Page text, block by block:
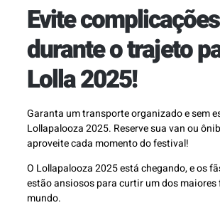
Evite complicações
durante o trajeto
Lolla 2025!
Garanta um transporte organizado e sem
Lollapalooza 2025. Reserve sua van ou
aproveite cada momento do festival!
O Lollapalooza 2025 está chegando, e os
estão ansiosos para curtir um dos
mundo.